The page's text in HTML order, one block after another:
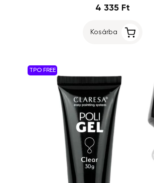
4 335 Ft
Kosárba
TPO FREE